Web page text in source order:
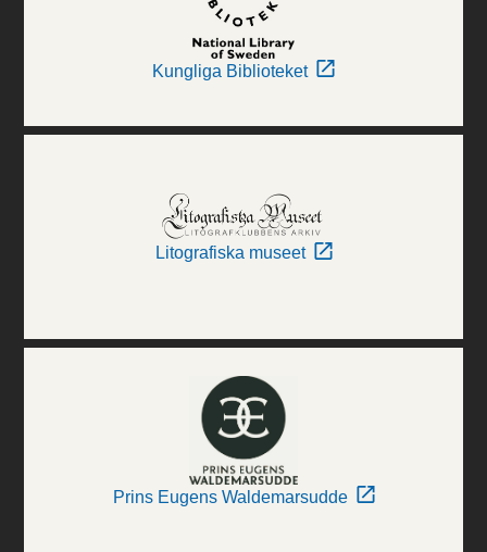
Kungliga Biblioteket
Litografiska museet
Prins Eugens Waldemarsudde